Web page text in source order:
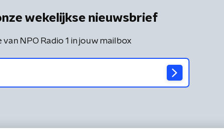
wekelijkse nieuwsbrief
NPO Radio 1 in jouw mailbox